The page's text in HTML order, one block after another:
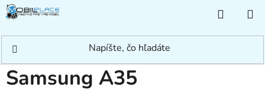
Prejsť
na
KOŠÍK
Samsung Samsung A
Samsung A35